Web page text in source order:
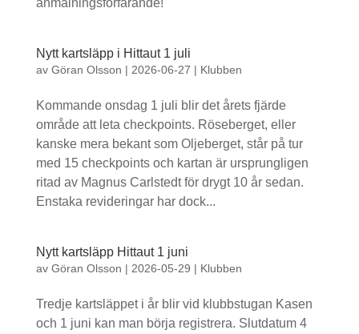
anmälningsförfarande!
Nytt kartsläpp i Hittaut 1 juli
av Göran Olsson | 2026-06-27 | Klubben
Kommande onsdag 1 juli blir det årets fjärde
område att leta checkpoints. Röseberget, eller
kanske mera bekant som Oljeberget, står på tur
med 15 checkpoints och kartan är ursprungligen
ritad av Magnus Carlstedt för drygt 10 år sedan.
Enstaka revideringar har dock...
Nytt kartsläpp Hittaut 1 juni
av Göran Olsson | 2026-05-29 | Klubben
Tredje kartsläppet i år blir vid klubbstugan Kasen
och 1 juni kan man börja registrera. Slutdatum 4